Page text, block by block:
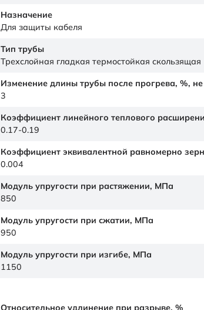
Назначение
Для защиты кабеля
Тип трубы
Трехслойная гладкая термостойкая скользящая
Изменение длины трубы после прогрева, %,
3
Коэффициент линейного теплового
0.17-0.19
Коэффициент эквивалентной равномерно
0.004
Модуль упругости при растяжении, МПа
850
Модуль упругости при сжатии, МПа
950
Модуль упругости при изгибе, МПа
1150
Относительное удлинение при разрыве, %